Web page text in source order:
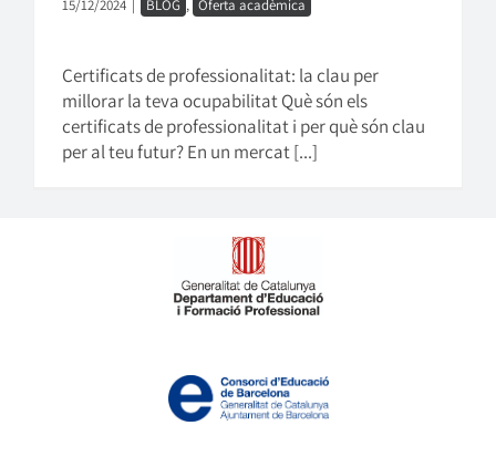
15/12/2024 BLOG , Oferta acadèmica
Certificats de professionalitat: la clau per
millorar la teva ocupabilitat Què són els
certificats de professionalitat i per què són clau
per al teu futur? En un mercat [...]